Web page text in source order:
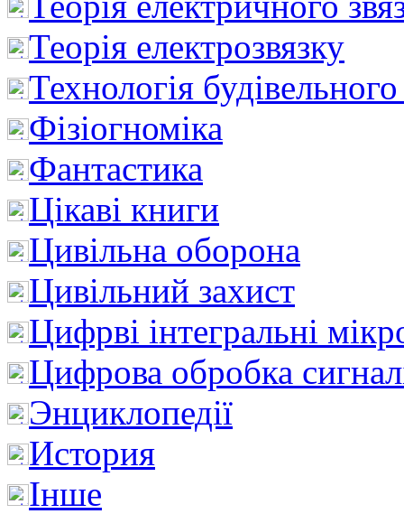
Теорія електрозвязку
Технологія
Фізіогноміка
Фантастика
Цікаві книги
Цивільна оборона
Цивільний захист
Цифрві інтегральні
Цифрова обробка
Энциклопедії
История
Інше